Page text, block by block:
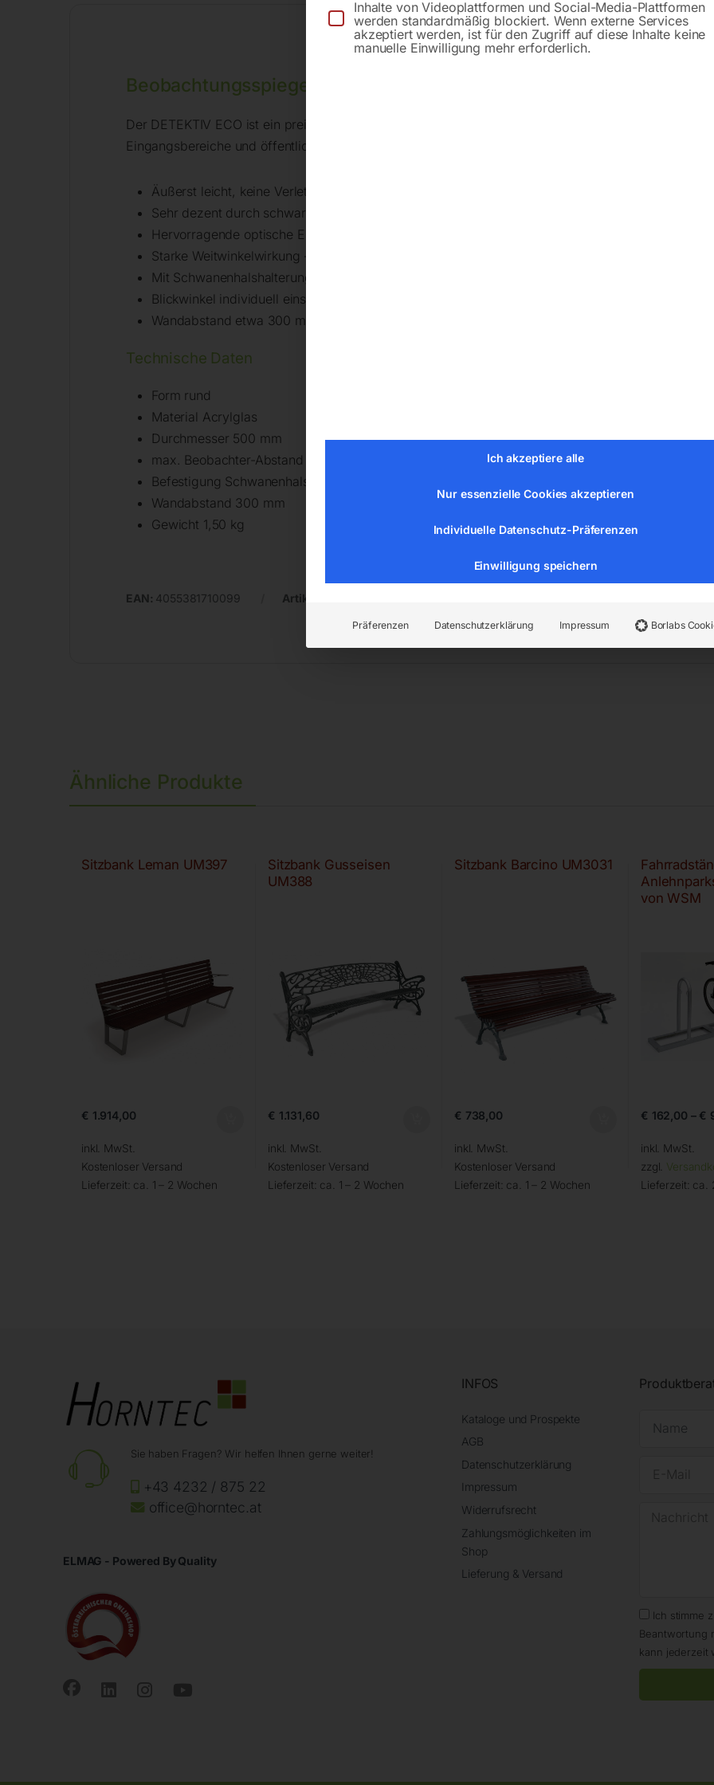
Beobachtungsspiegel DETEKTIV ECO 500 mm
Der DETEKTIV ECO ist ein preisgünstiger Rundspiegel aus Acrylglas für Innenräume. Besonders
Eingangsbereiche und öffentliche Einrichtungen.
Äußerst leicht, keine Verletzungsgefahr
Sehr dezent durch schwarze Spiegeleinfassung und Halterung
Hervorragende optische Eigenschaften
Starke Weitwinkelwirkung – ideal bei geringem Beobachtungsabstand und mittlerem bis
Mit Schwanenhalshalterung zur Befestigung an geraden Flächen, inklusive Befestigungsmaterial
Blickwinkel individuell einstellbar
Wandabstand etwa 300 mm
Technische Daten
Form rund
Material Acrylglas
Durchmesser 500 mm
max. Beobachter-Abstand vom Spiegel 5 m
Befestigung Schwanenhalshalterung zur Wandmontage
Wandabstand 300 mm
Gewicht 1,50 kg
EAN: 4055381710099 Artikelnummer:
Ähnliche Produkte
Sitzbank Leman UM397
€ 1.914,00
inkl. MwSt.
Kostenloser Versand
Lieferzeit: ca. 1 – 2 Wochen
Sitzbank Gusseisen
UM388
€ 1.131,60
inkl. MwSt.
Kostenloser Versand
Lieferzeit: ca. 1 – 2 Wochen
Sitzbank Barcino UM3031
€ 738,00
inkl. MwSt.
Kostenloser Versand
Lieferzeit: ca. 1 – 2 Wochen
von WSM
€ 162,00 – €
inkl. MwSt.
zzgl.
Lieferzeit: ca.
Sie haben Fragen? Wir helfen Ihnen gerne weiter!
+43 4232 / 875 22
office@horntec.at
ELMAG - Powered By Quality
INFOS
Kataloge und Prospekte
AGB
Datenschutzerklärung
Impressum
Widerrufsrecht
Zahlungsmöglichkeiten im
Shop
Lieferung & Versand
Ich stimme
Beantwortung
kann jederzeit
Inhalte von Videoplattformen und Social-Media-Plattformen
werden standardmäßig blockiert. Wenn externe Services
akzeptiert werden, ist für den Zugriff auf diese Inhalte keine
manuelle Einwilligung mehr erforderlich.
Ich akzeptiere alle
Nur essenzielle Cookies akzeptieren
Individuelle Datenschutz-Präferenzen
Einwilligung speichern
Präferenzen Datenschutzerklärung Impressum Borlabs